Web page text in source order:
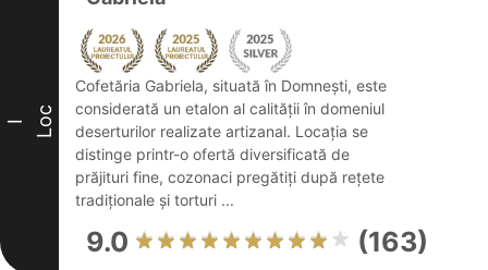
I Loc
Cofetăria Gabriela, situată în Domnești, este
considerată un etalon al calității în domeniul
deserturilor realizate artizanal. Locația se
distinge printr-o ofertă diversificată de
prăjituri fine, cozonaci pregătiți după rețete
tradiționale și torturi ...
9.0 (163)